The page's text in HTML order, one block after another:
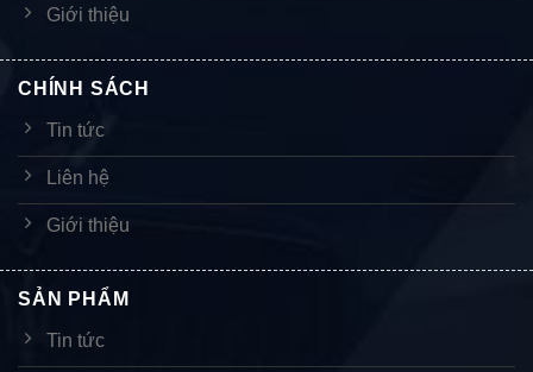
Giới thiệu
CHÍNH SÁCH
Tin tức
Liên hệ
Giới thiệu
SẢN PHẨM
Tin tức